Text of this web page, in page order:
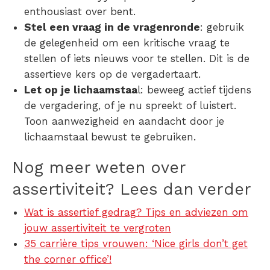
enthousiast over bent.
Stel een vraag in de vragenronde: gebruik
de gelegenheid om een kritische vraag te
stellen of iets nieuws voor te stellen. Dit is de
assertieve kers op de vergadertaart.
Let op je lichaamstaal: beweeg actief tijdens
de vergadering, of je nu spreekt of luistert.
Toon aanwezigheid en aandacht door je
lichaamstaal bewust te gebruiken.
Nog meer weten over
assertiviteit? Lees dan verder
Wat is assertief gedrag? Tips en adviezen om
jouw assertiviteit te vergroten
35 carrière tips vrouwen: ‘Nice girls don’t get
the corner office’!